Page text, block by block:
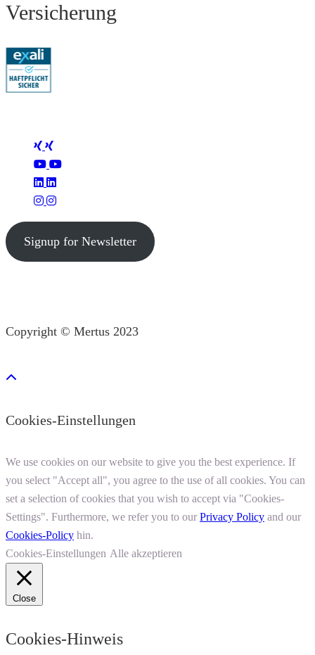
Versicherung
Signup for Newsletter
Copyright © Mertus 2023
Cookies-Einstellungen
We use cookies on our website to give you the best experience. If
you select "Accept all", you agree to the use of all cookies. You can
set a selection of cookies that you wish to accept via "Cookies-
Settings". Furthermore, we refer you to our Privacy Policy and our
Cookies-Policy hin.
Cookies-Einstellungen Alle akzeptieren
Close
Cookies-Hinweis